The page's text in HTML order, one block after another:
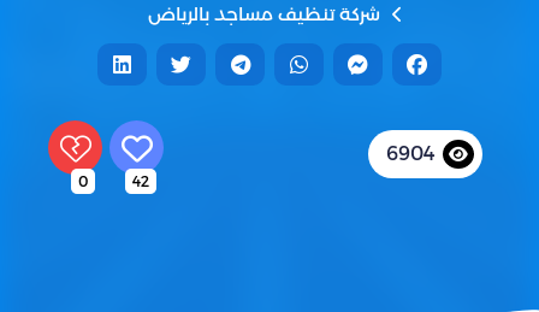
شركة تنظيف مساجد بالرياض
6904
42
0